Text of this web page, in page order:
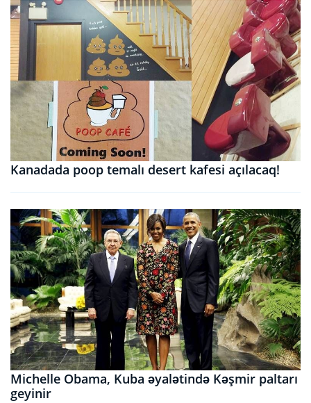
Kanadada poop temalı desert kafesi açılacaq!
Michelle Obama, Kuba əyalətində Kəşmir paltarı
geyinir